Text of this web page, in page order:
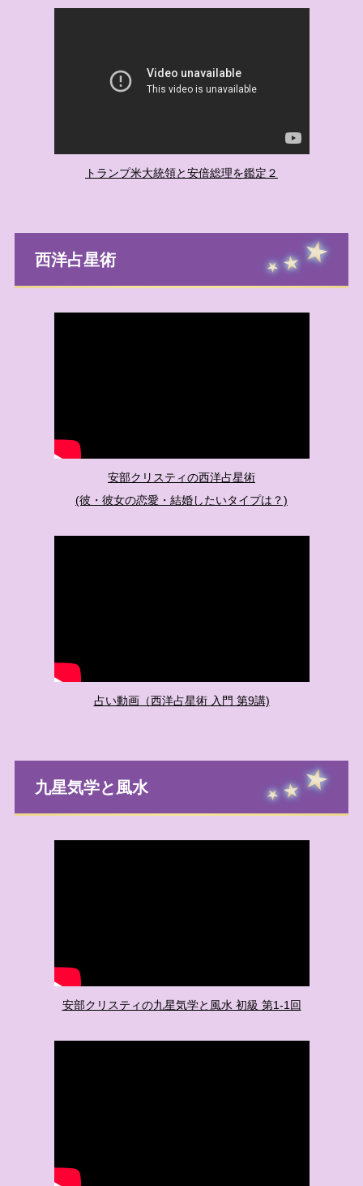
トランプ米大統領と安倍総理を鑑定２
西洋占星術
安部クリスティの西洋占星術
(彼・彼女の恋愛・結婚したいタイプは？)
占い動画（西洋占星術 入門 第9講)
九星気学と風水
安部クリスティの九星気学と風水 初級 第1-1回